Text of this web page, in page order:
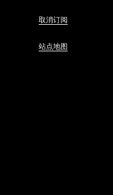
取消订阅
站点地图